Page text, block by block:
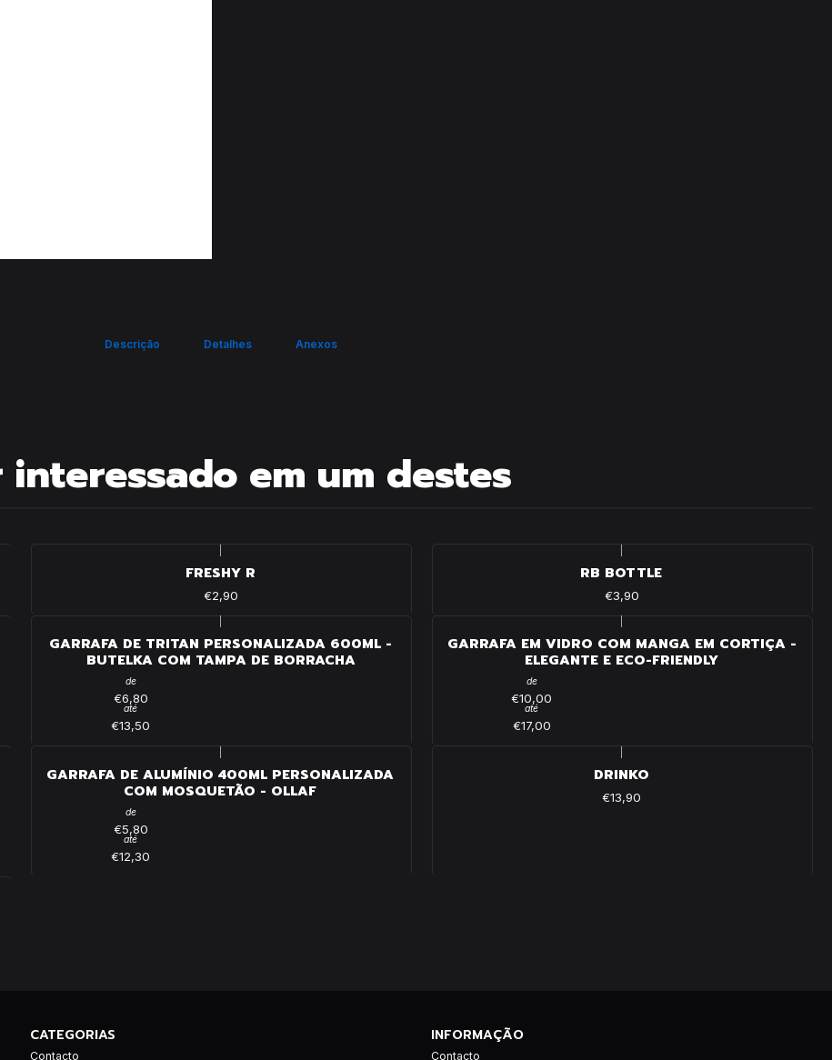
Descrição Detalhes Anexos
em um destes
FRESHY R
€2,90
RB BOTTLE
€3,90
GARRAFA DE TRITAN PERSONALIZADA 600ML -
BUTELKA COM TAMPA DE BORRACHA
de
€6,80
até
€13,50
GARRAFA EM VIDRO COM MANGA EM CORTIÇA -
ELEGANTE E ECO-FRIENDLY
de
€10,00
até
€17,00
GARRAFA DE ALUMÍNIO 400ML PERSONALIZADA
COM MOSQUETÃO - OLLAF
de
€5,80
até
€12,30
DRINKO
€13,90
CATEGORIAS
Contacto
INFORMAÇÃO
Contacto